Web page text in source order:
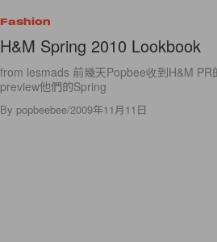
Fashion
H&M Spring 2010 Lookbook
from lesmads 前幾天Popbee收到H&M PR
preview他們的Spring
By popbeebee/2009年11月11日